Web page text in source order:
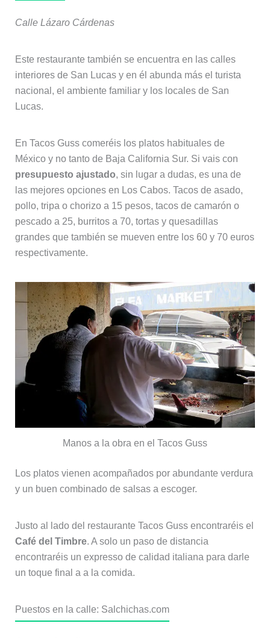
Calle Lázaro Cárdenas
Este restaurante también se encuentra en las calles
interiores de San Lucas y en él abunda más el turista
nacional, el ambiente familiar y los locales de San
Lucas.
En Tacos Guss comeréis los platos habituales de
México y no tanto de Baja California Sur. Si vais con
presupuesto ajustado, sin lugar a dudas, es una de
las mejores opciones en Los Cabos. Tacos de asado,
pollo, tripa o chorizo a 15 pesos, tacos de camarón o
pescado a 25, burritos a 70, tortas y quesadillas
grandes que también se mueven entre los 60 y 70 euros
respectivamente.
Manos a la obra en el Tacos Guss
Los platos vienen acompañados por abundante verdura
y un buen combinado de salsas a escoger.
Justo al lado del restaurante Tacos Guss encontraréis el
Café del Timbre. A solo un paso de distancia
encontraréis un expresso de calidad italiana para darle
un toque final a a la comida.
Puestos en la calle: Salchichas.com